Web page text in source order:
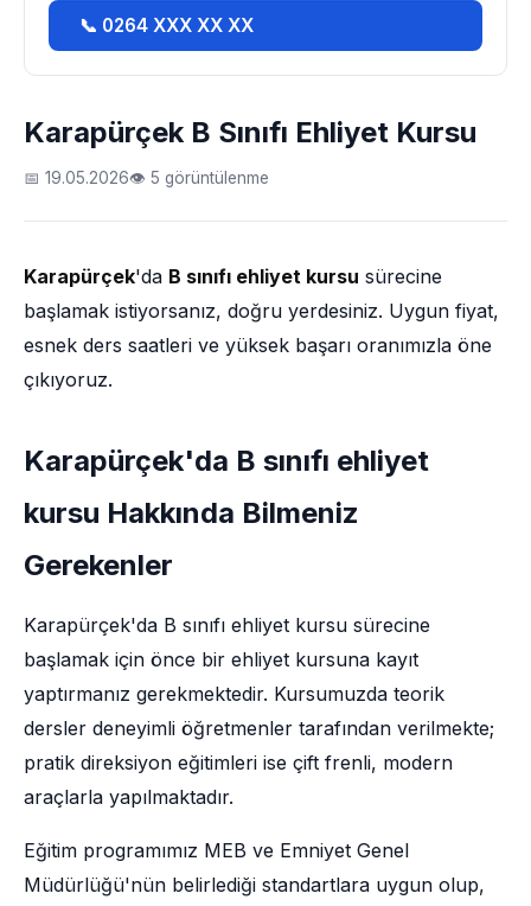
Karapürçek B Sınıfı Ehliyet Kursu
📅 19.05.2026👁 5 görüntülenme
Karapürçek'da B sınıfı ehliyet kursu sürecine
başlamak istiyorsanız, doğru yerdesiniz. Uygun fiyat,
esnek ders saatleri ve yüksek başarı oranımızla öne
çıkıyoruz.
Karapürçek'da B sınıfı ehliyet
kursu Hakkında Bilmeniz
Gerekenler
Karapürçek'da B sınıfı ehliyet kursu sürecine
başlamak için önce bir ehliyet kursuna kayıt
yaptırmanız gerekmektedir. Kursumuzda teorik
dersler deneyimli öğretmenler tarafından verilmekte;
pratik direksiyon eğitimleri ise çift frenli, modern
araçlarla yapılmaktadır.
Eğitim programımız MEB ve Emniyet Genel
Müdürlüğü'nün belirlediği standartlara uygun olup,
📞 0264 XXX XX XX